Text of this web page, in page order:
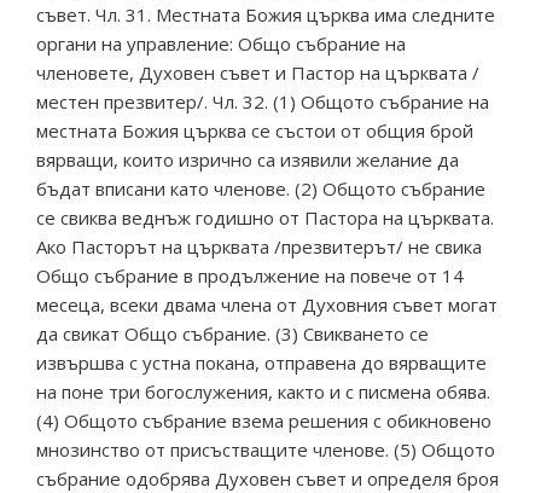
съвет. Чл. 31. Местната Божия църква има следните
органи на управление: Общо събрание на
членовете, Духовен съвет и Пастор на църквата /
местен презвитер/. Чл. 32. (1) Общото събрание на
местната Божия църква се състои от общия брой
вярващи, които изрично са изявили желание да
бъдат вписани като членове. (2) Общото събрание
се свиква веднъж годишно от Пастора на църквата.
Ако Пасторът на църквата /презвитерът/ не свика
Общо събрание в продължение на повече от 14
месеца, всеки двама члена от Духовния съвет могат
да свикат Общо събрание. (3) Свикването се
извършва с устна покана, отправена до вярващите
на поне три богослужения, както и с писмена обява.
(4) Общото събрание взема решения с обикновено
мнозинство от присъстващите членове. (5) Общото
събрание одобрява Духовен съвет и определя броя